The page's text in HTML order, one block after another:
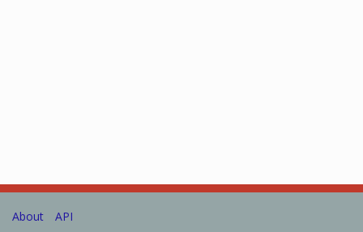
About
API